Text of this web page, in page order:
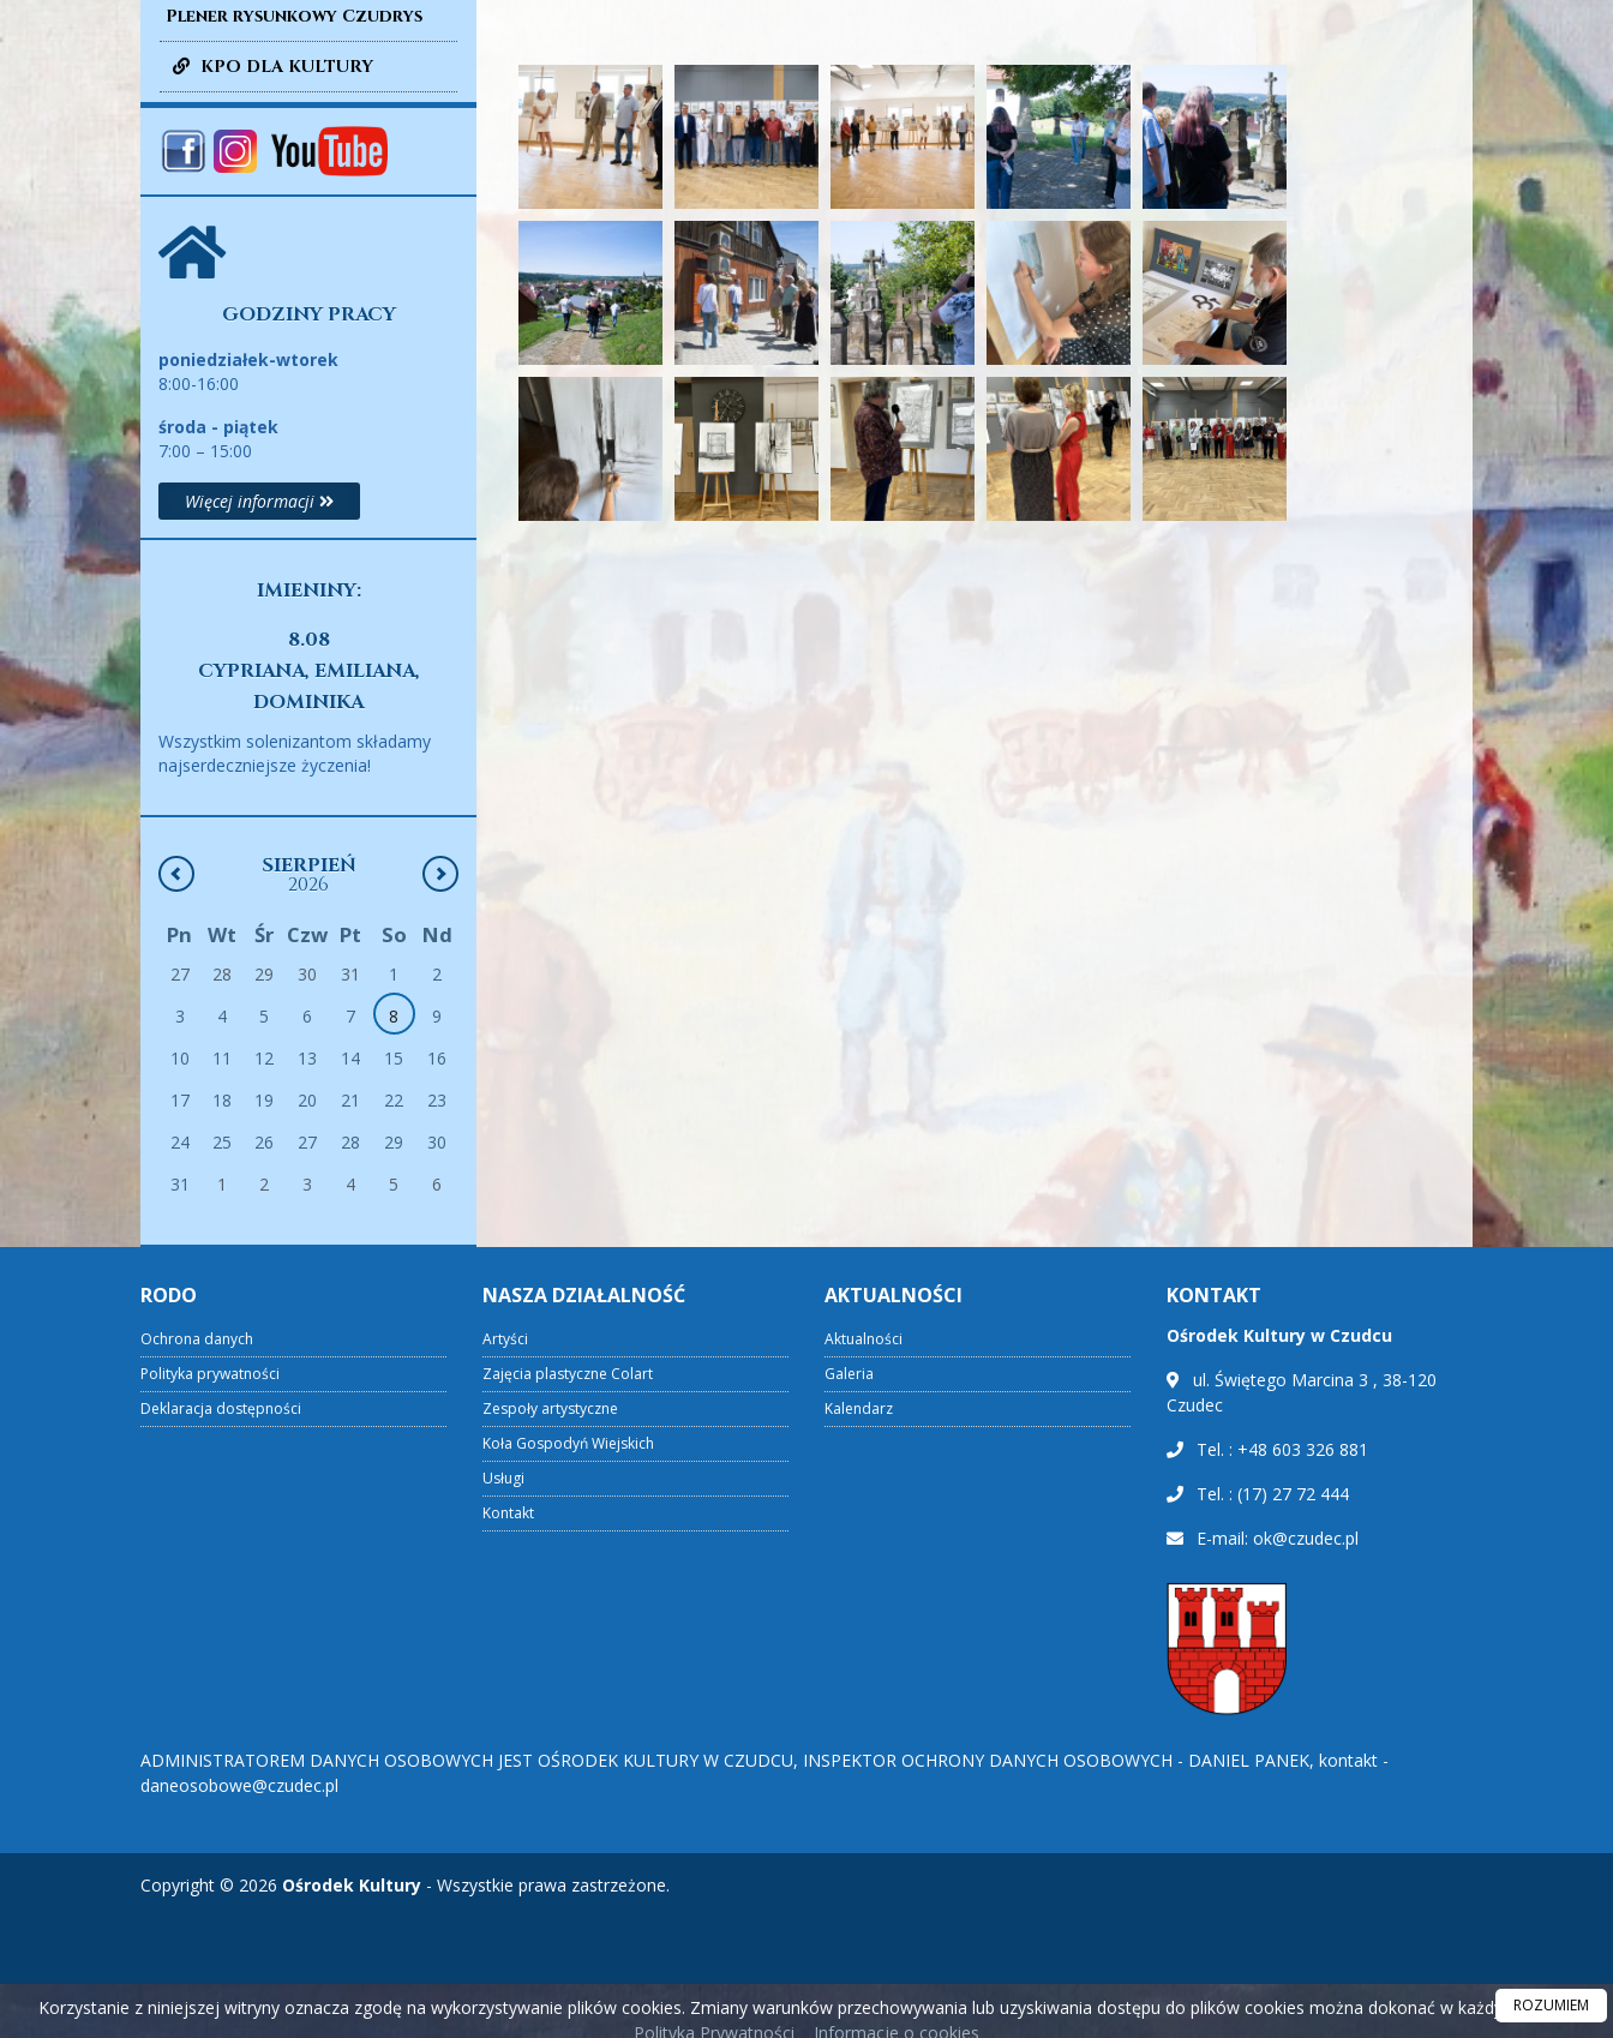
Plener rysunkowy Czudrys
KPO DLA KULTURY
GODZINY PRACY
poniedziałek-wtorek
8:00-16:00
środa - piątek
7:00 – 15:00
Więcej informacji
IMIENINY:
8.08
CYPRIANA, EMILIANA,
DOMINIKA
Wszystkim solenizantom składamy
najserdeczniejsze życzenia!
SIERPIEŃ
2026
Pn Wt Śr Czw Pt So Nd
27 28 29 30 31 1
2
3
4 5 6 7 8
9
10
11 12 13 14 15
16
17
18 19 20 21 22
23
24
25 26 27 28 29
30
31
1 2 3 4 5 6
RODO
Ochrona danych
Polityka prywatności
Deklaracja dostępności
NASZA DZIAŁALNOŚĆ
Artyści
Zajęcia plastyczne Colart
Zespoły artystyczne
Koła Gospodyń Wiejskich
Usługi
Kontakt
AKTUALNOŚCI
Aktualności
Galeria
Kalendarz
KONTAKT
Ośrodek Kultury w Czudcu
ul. Świętego Marcina 3 , 38-120
Czudec
Tel. : +48 603 326 881
Tel. : (17) 27 72 444
E-mail: ok@czudec.pl
ADMINISTRATOREM DANYCH OSOBOWYCH JEST OŚRODEK KULTURY W CZUDCU, INSPEKTOR OCHRONY DANYCH OSOBOWYCH - DANIEL PANEK, kontakt -
daneosobowe@czudec.pl
Copyright © 2026 Ośrodek Kultury - Wszystkie prawa zastrzeżone.
Korzystanie z niniejszej witryny oznacza zgodę na wykorzystywanie plików cookies. Zmiany warunków przechowywania lub uzyskiwania dostępu do plików cookies można dokonać w każdym czasie.
Polityka Prywatności
Informacje o cookies
ROZUMIEM